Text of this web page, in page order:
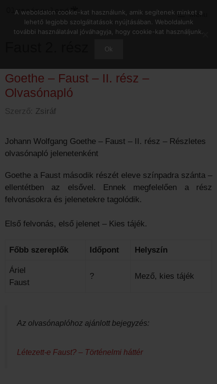
tartalomba
Menu
Goethe – Faust – II. rész –
Olvasónapló
Szerző: Zsiráf
Johann Wolfgang Goethe – Faust – II. rész – Részletes
olvasónapló jelenetenként
Goethe a Faust második részét eleve színpadra szánta –
ellentétben az elsővel. Ennek megfelelően a rész
felvonásokra és jelenetekre tagolódik.
Első felvonás, első jelenet – Kies tájék.
Főbb szereplők Időpont Helyszín
Áriel
Faust
? Mező, kies tájék
Az olvasónaplóhoz ajánlott bejegyzés:
Létezett-e Faust? – Történelmi háttér
A weboldalon cookie-kat használunk, amik segítenek minket a
lehető legjobb szolgáltatások nyújtásában. Weboldalunk
további használatával jóváhagyja, hogy cookie-kat használjunk.
Ok